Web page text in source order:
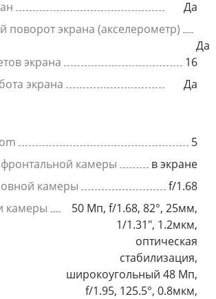
Да
поворот экрана (акселерометр)
Да
экрана
16
экрана
Да
5
камеры
в экране
камеры
f/1.68
камеры
50 Мп, f/1.68, 82°, 25мм,
1/1.31", 1.2мкм,
оптическая
стабилизация,
широкоугольный 48 Мп,
f/1.95, 125.5°, 0.8мкм,